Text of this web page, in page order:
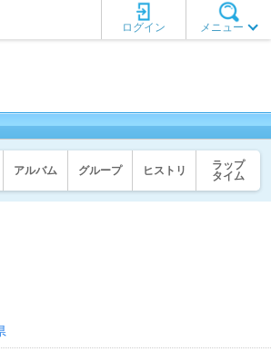
メニュー
ログイン
アルバム グループ ヒストリ
ラップ
タイム